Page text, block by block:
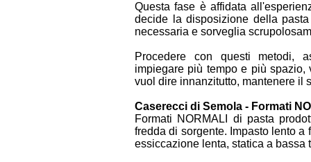
Questa fase è affidata
decide la disposizione della
necessaria e sorveglia
Procedere con questi metodi,
impiegare più tempo e più
vuol dire innanzitutto, mantenere il
Caserecci di Semola - Formati
Formati NORMALI di pasta
fredda di sorgente. Impasto lento
essiccazione lenta, statica a bassa